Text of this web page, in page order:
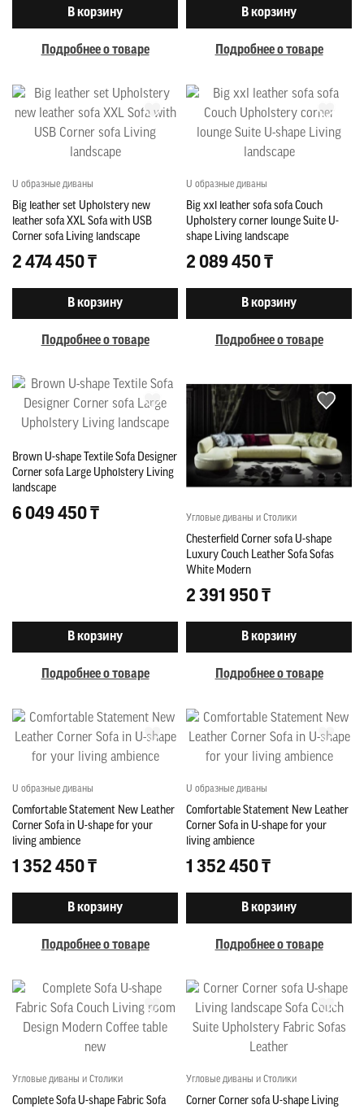
В корзину
Подробнее о товаре
В корзину
Подробнее о товаре
U образные диваны
Big leather set Upholstery new
leather sofa XXL Sofa with USB
Corner sofa Living landscape
2 474 450 ₸
В корзину
Подробнее о товаре
U образные диваны
Big xxl leather sofa sofa Couch
Upholstery corner lounge Suite U-
shape Living landscape
2 089 450 ₸
В корзину
Подробнее о товаре
Brown U-shape Textile Sofa Designer
Corner sofa Large Upholstery Living
landscape
6 049 450 ₸
В корзину
Подробнее о товаре
Угловые диваны и Столики
Chesterfield Corner sofa U-shape
Luxury Couch Leather Sofa Sofas
White Modern
2 391 950 ₸
В корзину
Подробнее о товаре
U образные диваны
Comfortable Statement New Leather
Corner Sofa in U-shape for your
living ambience
1 352 450 ₸
В корзину
Подробнее о товаре
U образные диваны
Comfortable Statement New Leather
Corner Sofa in U-shape for your
living ambience
1 352 450 ₸
В корзину
Подробнее о товаре
Угловые диваны и Столики
Complete Sofa U-shape Fabric Sofa
Угловые диваны и Столики
Corner Corner sofa U-shape Living